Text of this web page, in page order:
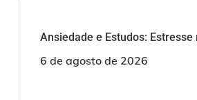
Ansiedade e Estudos: Estresse
6 de agosto de 2026